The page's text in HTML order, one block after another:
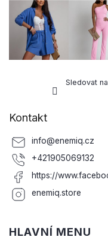
Sledovat
Kontakt
info@enemiq.cz
+421905069132
https://
enemiq.store
HLAVNÍ MENU